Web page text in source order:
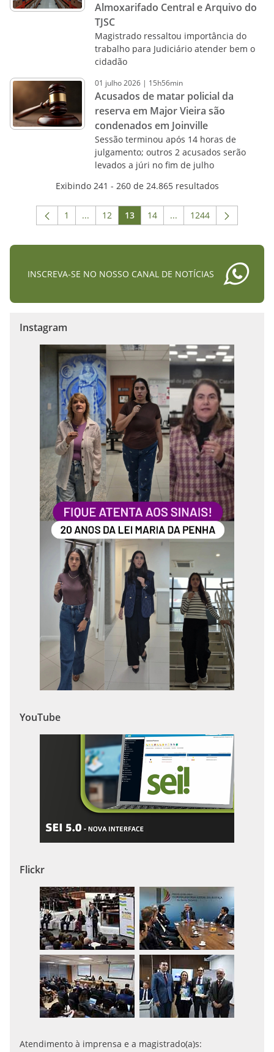
Almoxarifado Central e Arquivo do
TJSC
Magistrado ressaltou importância do
trabalho para Judiciário atender bem o
cidadão
01 julho2026 | 15h56min
Acusados de matar policial da
reserva em Major Vieira são
condenados em Joinville
Sessão terminou após 14 horas de
julgamento; outros 2 acusados serão
levados a júri no fim de julho
Exibindo 241 - 260 de 24.865 resultados
Página
1 ...Páginas intermediárias Usar ABA para
Página
12 Página
13 Página
14 ...Páginas intermediárias
Página
1244
INSCREVA-SE NO NOSSO CANAL DE NOTÍCIAS
Instagram
YouTube
Flickr
Atendimento à imprensa e a magistrado(a)s: